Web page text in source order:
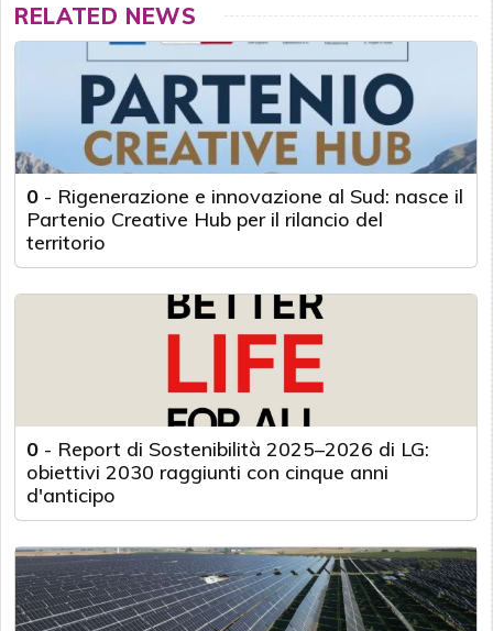
RELATED NEWS
0 - Rigenerazione e innovazione al Sud: nasce il
Partenio Creative Hub per il rilancio del
territorio
0 - Report di Sostenibilità 2025–2026 di LG:
obiettivi 2030 raggiunti con cinque anni
d'anticipo